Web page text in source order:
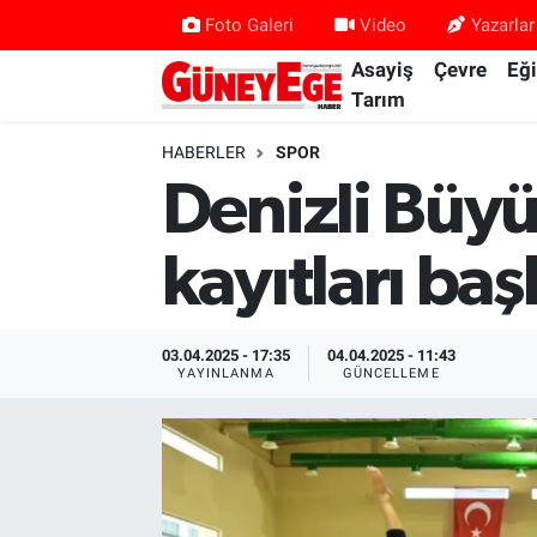
Foto Galeri Video Yazarlar
Asayiş Çevre
Tarım
HABERLER SPOR
Denizli
kayıtları
03.04.2025 - 17:35
YAYINLANMA
04.04.2025 - 11:43
GÜNCELLEME
İstanbul Hava Durumu
İstanbul Trafik Yoğunluk Haritası
Süper Lig Puan Durumu ve Fikstür
Tüm Manşetler